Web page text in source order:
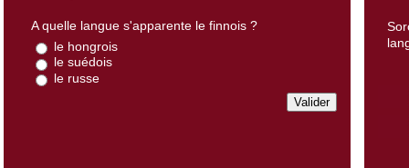
A quelle langue s'apparente le finnois ?
le hongrois
le suédois
le russe